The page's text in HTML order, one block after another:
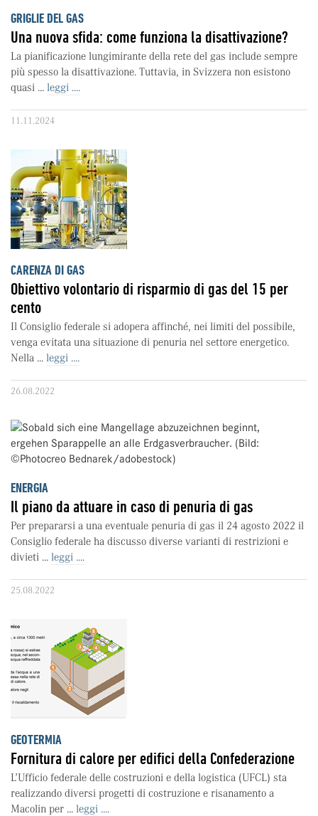
GRIGLIE DEL GAS
Una nuova sfida: come funziona la disattivazione?
La pianificazione lungimirante della rete del gas include sempre
più spesso la disattivazione. Tuttavia, in Svizzera non esistono
quasi ... leggi ....
11.11.2024
CARENZA DI GAS
Obiettivo volontario di risparmio di gas del 15 per
cento
Il Consiglio federale si adopera affinché, nei limiti del possibile,
venga evitata una situazione di penuria nel settore energetico.
Nella ... leggi ....
26.08.2022
ENERGIA
Il piano da attuare in caso di penuria di gas
Per prepararsi a una eventuale penuria di gas il 24 agosto 2022 il
Consiglio federale ha discusso diverse varianti di restrizioni e
divieti ... leggi ....
25.08.2022
GEOTERMIA
Fornitura di calore per edifici della Confederazione
L’Ufficio federale delle costruzioni e della logistica (UFCL) sta
realizzando diversi progetti di costruzione e risanamento a
Macolin per ... leggi ....